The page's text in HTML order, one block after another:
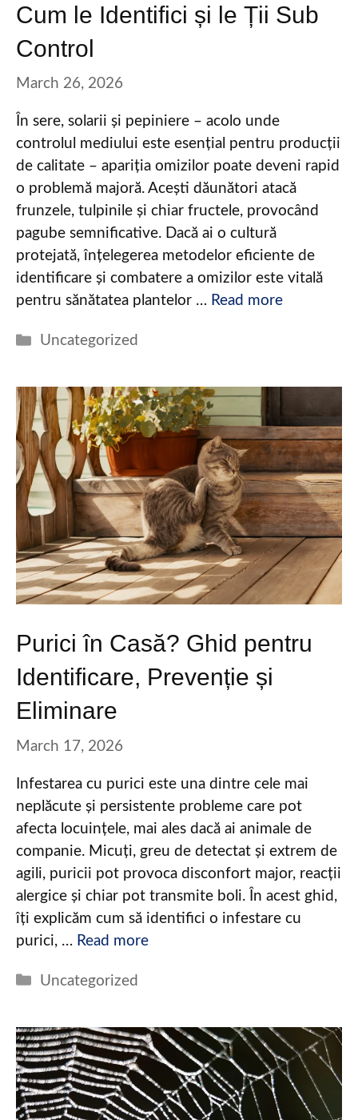
Cum le Identifici și le Ții Sub
Control
March 26, 2026
În sere, solarii și pepiniere – acolo unde
controlul mediului este esențial pentru producții
de calitate – apariția omizilor poate deveni rapid
o problemă majoră. Acești dăunători atacă
frunzele, tulpinile și chiar fructele, provocând
pagube semnificative. Dacă ai o cultură
protejată, înțelegerea metodelor eficiente de
identificare și combatere a omizilor este vitală
pentru sănătatea plantelor … Read more
Categories
Uncategorized
Purici în Casă? Ghid pentru
Identificare, Prevenție și
Eliminare
March 17, 2026
Infestarea cu purici este una dintre cele mai
neplăcute și persistente probleme care pot
afecta locuințele, mai ales dacă ai animale de
companie. Micuți, greu de detectat și extrem de
agili, puricii pot provoca disconfort major, reacții
alergice și chiar pot transmite boli. În acest ghid,
îți explicăm cum să identifici o infestare cu
purici, … Read more
Categories
Uncategorized